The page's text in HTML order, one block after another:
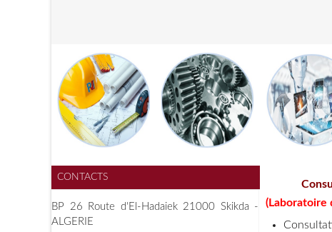
CONTACTS
BP 26 Route d'El-Hadaiek 21000 Skikda -
ALGERIE
(Laboratoire